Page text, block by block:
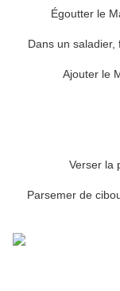
Égoutter le
Dans un saladier,
Ajouter le
Verser la
Parsemer de